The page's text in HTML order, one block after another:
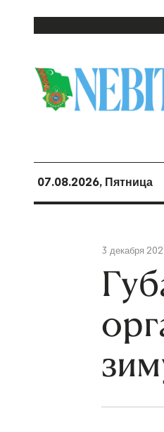
07.08.2026, Пятница
3 декабря